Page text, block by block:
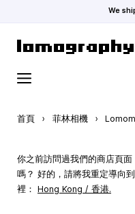
We
首頁 › 菲林相機 ›
你之前訪問過我們的商店頁面
嗎？ 好的，請將我重定導向到
裡： Hong Kong / 香港.